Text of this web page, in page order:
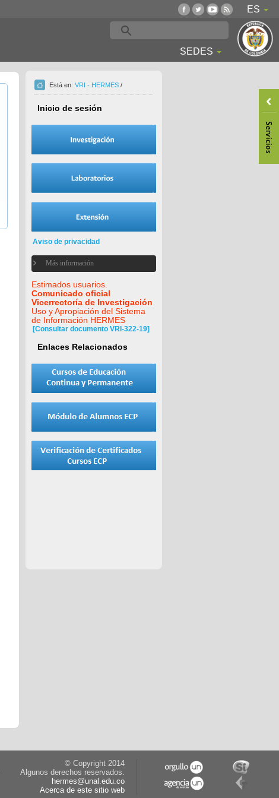
ES
SEDES
Está en: VRI - HERMES /
Inicio de sesión
Aviso de privacidad
Más información
Estimados usuarios.
Comunicado oficial
Vicerrectoría de Investigación
Uso y Apropiación del Sistema
de Información HERMES
[Consultar documento VRI-322-19]
Enlaces Relacionados
© Copyright 2014
Algunos derechos reservados.
hermes@unal.edu.co
Acerca de este sitio web